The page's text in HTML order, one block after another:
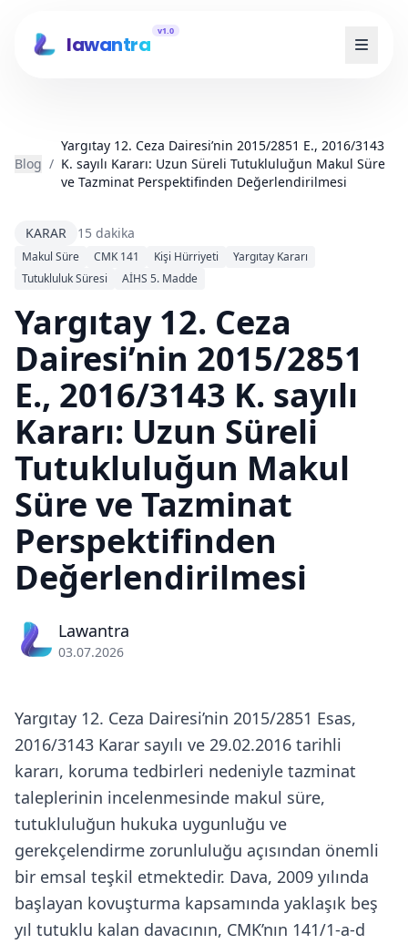
lawantra
v1.0
Blog /
Yargıtay 12. Ceza Dairesi’nin 2015/2851 E., 2016/3143
K. sayılı Kararı: Uzun Süreli Tutukluluğun Makul Süre
ve Tazminat Perspektifinden Değerlendirilmesi
KARAR 15 dakika
Makul Süre CMK 141 Kişi Hürriyeti
Yargıtay Kararı
Tutukluluk Süresi
AİHS 5. Madde
Yargıtay 12. Ceza
Dairesi’nin 2015/2851
E., 2016/3143 K. sayılı
Kararı: Uzun Süreli
Tutukluluğun Makul
Süre ve Tazminat
Perspektifinden
Değerlendirilmesi
Lawantra
03.07.2026
Yargıtay 12. Ceza Dairesi’nin 2015/2851 Esas,
2016/3143 Karar sayılı ve 29.02.2016 tarihli
kararı, koruma tedbirleri nedeniyle tazminat
taleplerinin incelenmesinde makul süre,
tutukluluğun hukuka uygunluğu ve
gerekçelendirme zorunluluğu açısından önemli
bir emsal teşkil etmektedir. Dava, 2009 yılında
başlayan kovuşturma kapsamında yaklaşık beş
yıl tutuklu kalan davacının, CMK’nın 141/1-a-d